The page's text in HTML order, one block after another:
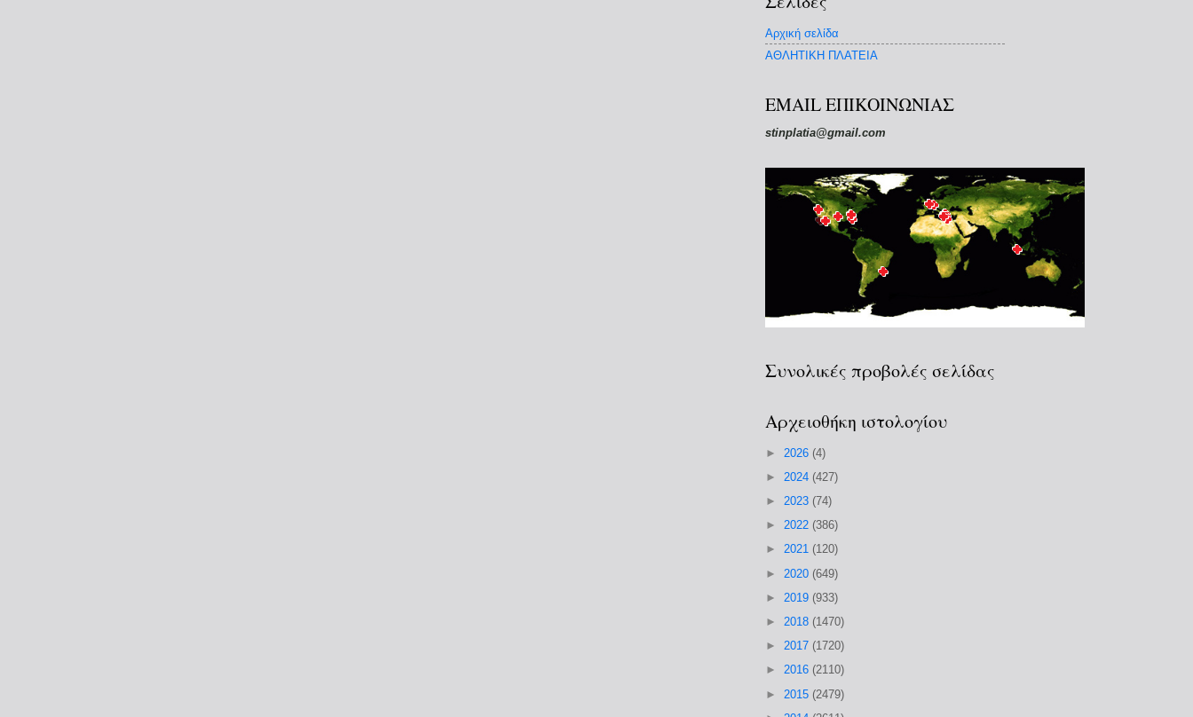
Αρχική σελίδα
ΑΘΛΗΤΙΚΗ ΠΛΑΤΕΙΑ
EMAIL ΕΠΙΚΟΙΝΩΝΙΑΣ
stinplatia@gmail.com
Συνολικές προβολές σελίδας
Αρχειοθήκη ιστολογίου
► 2026 (4)
► 2024 (427)
► 2023 (74)
► 2022 (386)
► 2021 (120)
► 2020 (649)
► 2019 (933)
► 2018 (1470)
► 2017 (1720)
► 2016 (2110)
► 2015 (2479)